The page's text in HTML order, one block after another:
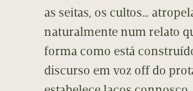
as seitas, os cultos…
naturalmente num relato
forma como está
discurso em voz off do